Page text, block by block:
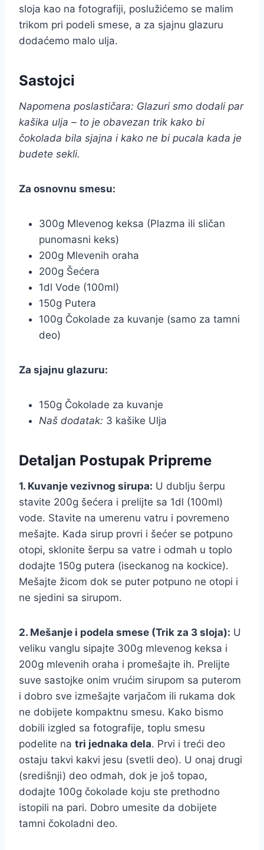
sloja kao na fotografiji, poslužićemo se malim
trikom pri podeli smese, a za sjajnu glazuru
dodaćemo malo ulja.
Sastojci
Napomena poslastičara: Glazuri smo dodali par
kašika ulja – to je obavezan trik kako bi
čokolada bila sjajna i kako ne bi pucala kada je
budete sekli.
Za osnovnu smesu:
300g Mlevenog keksa (Plazma ili sličan
punomasni keks)
200g Mlevenih oraha
200g Šećera
1dl Vode (100ml)
150g Putera
100g Čokolade za kuvanje (samo za tamni
deo)
Za sjajnu glazuru:
150g Čokolade za kuvanje
Naš dodatak: 3 kašike Ulja
Detaljan Postupak Pripreme
1. Kuvanje vezivnog sirupa: U dublju šerpu
stavite 200g šećera i prelijte sa 1dl (100ml)
vode. Stavite na umerenu vatru i povremeno
mešajte. Kada sirup provri i šećer se potpuno
otopi, sklonite šerpu sa vatre i odmah u toplo
dodajte 150g putera (iseckanog na kockice).
Mešajte žicom dok se puter potpuno ne otopi i
ne sjedini sa sirupom.
2. Mešanje i podela smese (Trik za 3 sloja): U
veliku vanglu sipajte 300g mlevenog keksa i
200g mlevenih oraha i promešajte ih. Prelijte
suve sastojke onim vrućim sirupom sa puterom
i dobro sve izmešajte varjačom ili rukama dok
ne dobijete kompaktnu smesu. Kako bismo
dobili izgled sa fotografije, toplu smesu
podelite na tri jednaka dela. Prvi i treći deo
ostaju takvi kakvi jesu (svetli deo). U onaj drugi
(središnji) deo odmah, dok je još topao,
dodajte 100g čokolade koju ste prethodno
istopili na pari. Dobro umesite da dobijete
tamni čokoladni deo.